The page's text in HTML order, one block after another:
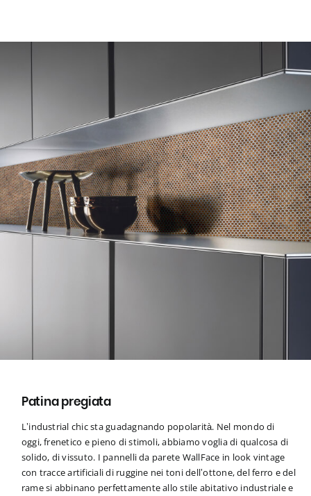
Patina pregiata
L’industrial chic sta guadagnando popolarità. Nel mondo di
oggi, frenetico e pieno di stimoli, abbiamo voglia di qualcosa di
solido, di vissuto. I pannelli da parete WallFace in look vintage
con tracce artificiali di ruggine nei toni dell’ottone, del ferro e del
rame si abbinano perfettamente allo stile abitativo industriale e